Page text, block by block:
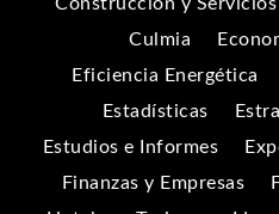
Culmia
Eficiencia Energética
Estadísticas
Estudios e Informes
Finanzas y Empresas